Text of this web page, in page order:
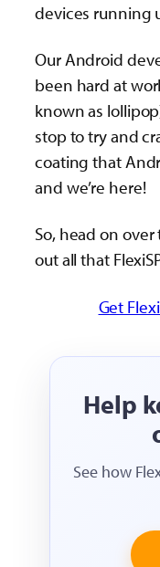
devices running
Our Android
been hard at
known as
stop to try and
coating that
and we’re here!
So, head on
out all that
Get
Help
See how